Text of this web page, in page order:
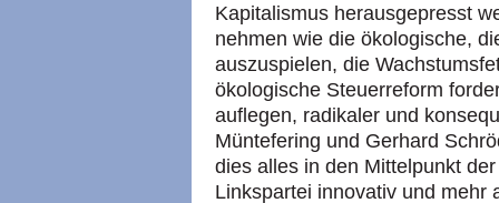
Kapitalismus herausgepresst
nehmen wie die ökologische,
auszuspielen, die
ökologische Steuerreform
auflegen, radikaler und
Müntefering und Gerhard
dies alles in den Mittelpunkt
Linkspartei innovativ und mehr